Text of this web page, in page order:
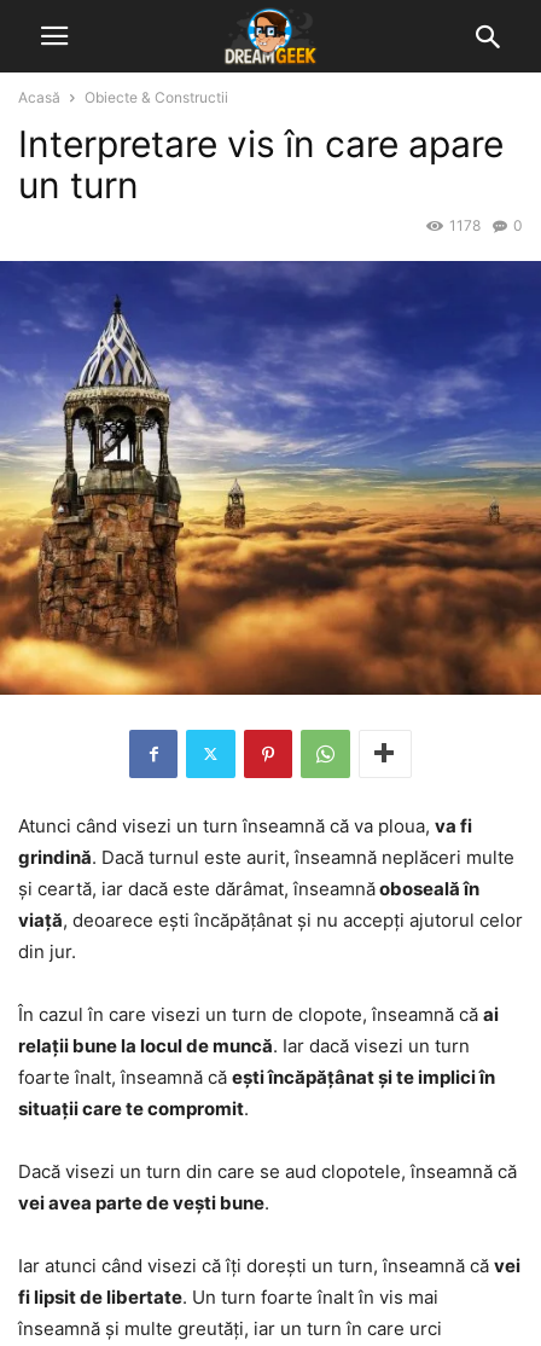
Acasă Obiecte & Constructii
Interpretare vis în care apare
un turn
0
1178
Atunci când visezi un turn înseamnă că va ploua, va fi
grindină. Dacă turnul este aurit, înseamnă neplăceri multe
și ceartă, iar dacă este dărâmat, înseamnăoboseală în
viață, deoarece ești încăpățânat și nu accepți ajutorul celor
din jur.
În cazul în care visezi un turn de clopote, înseamnă că ai
relații bune la locul de muncă. Iar dacă visezi un turn
foarte înalt, înseamnă că ești încăpățânat și te implici în
situații care te compromit.
Dacă visezi un turn din care se aud clopotele, înseamnă că
vei avea parte de vești bune.
Iar atunci când visezi că îți dorești un turn, înseamnă că vei
fi lipsit de libertate. Un turn foarte înalt în vis mai
înseamnă și multe greutăți, iar un turn în care urci